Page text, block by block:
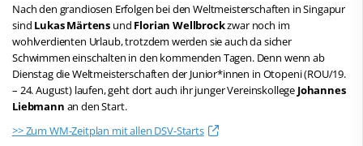
Nach den grandiosen Erfolgen bei den Weltmeisterschaften in Singapur
sind Lukas Märtens und Florian Wellbrockzwar noch im
wohlverdienten Urlaub, trotzdem werden sie auch da sicher
Schwimmen einschalten in den kommenden Tagen. Denn wenn ab
Dienstag die Weltmeisterschaften der Junior*innen in Otopeni (ROU/19.
– 24. August) laufen, geht dort auch ihr junger Vereinskollege Johannes
Liebmann an den Start.
>> Zum WM-Zeitplan mit allen DSV-Starts